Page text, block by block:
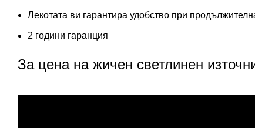
Лекотата ви гарантира удобство при
2 години гаранция
За цена на жичен светлинен